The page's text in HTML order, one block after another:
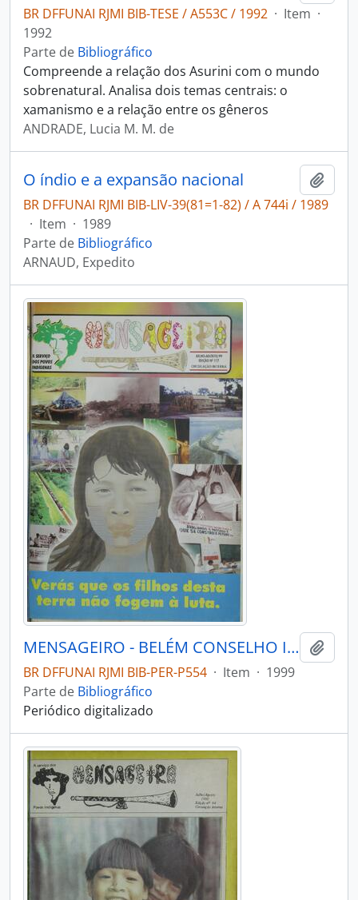
BR DFFUNAI RJMI BIB-TESE / A553C / 1992 · Item ·
1992
Parte de Bibliográfico
Compreende a relação dos Asurini com o mundo
sobrenatural. Analisa dois temas centrais: o
xamanismo e a relação entre os gêneros
ANDRADE, Lucia M. M. de
O índio e a expansão nacional
BR DFFUNAI RJMI BIB-LIV-39(81=1-82) / A 744i / 1989
· Item · 1989
Parte de Bibliográfico
ARNAUD, Expedito
MENSAGEIRO - BELÉM CONSELHO INDIGENISTA MISSIONÁRIO - 1999 - Nº117
BR DFFUNAI RJMI BIB-PER-P554 · Item · 1999
Parte de Bibliográfico
Periódico digitalizado